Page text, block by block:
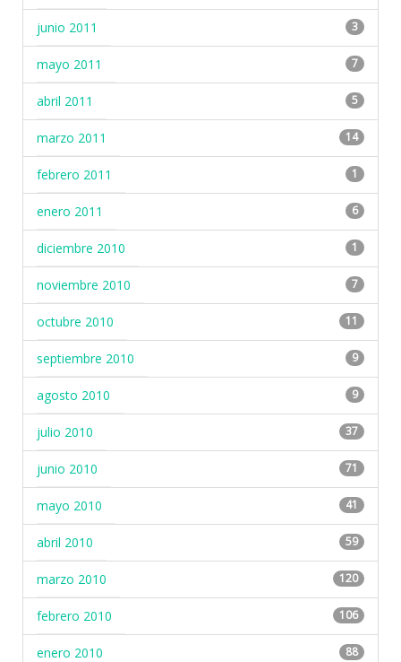
junio 2011 3
mayo 2011 7
abril 2011 5
marzo 2011 14
febrero 2011 1
enero 2011 6
diciembre 2010 1
noviembre 2010 7
octubre 2010 11
septiembre 2010 9
agosto 2010 9
julio 2010 37
junio 2010 71
mayo 2010 41
abril 2010 59
marzo 2010 120
febrero 2010 106
enero 2010 88